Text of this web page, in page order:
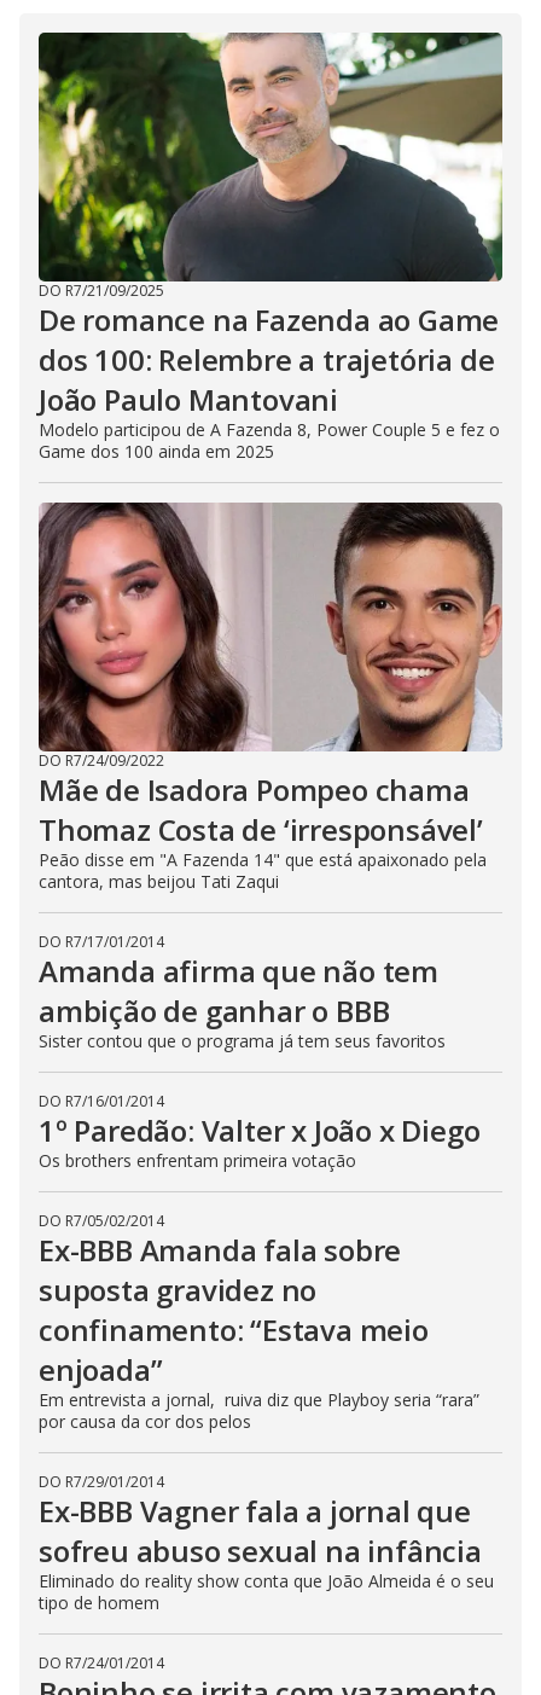
DO R7/21/09/2025
De romance na Fazenda ao Game
dos 100: Relembre a trajetória de
João Paulo Mantovani
Modelo participou de A Fazenda 8, Power Couple 5 e fez o
Game dos 100 ainda em 2025
DO R7/24/09/2022
Mãe de Isadora Pompeo chama
Thomaz Costa de ‘irresponsável’
Peão disse em "A Fazenda 14" que está apaixonado pela
cantora, mas beijou Tati Zaqui
DO R7/17/01/2014
Amanda afirma que não tem
ambição de ganhar o BBB
Sister contou que o programa já tem seus favoritos
DO R7/16/01/2014
1º Paredão: Valter x João x Diego
Os brothers enfrentam primeira votação
DO R7/05/02/2014
Ex-BBB Amanda fala sobre
suposta gravidez no
confinamento: “Estava meio
enjoada”
Em entrevista a jornal, ruiva diz que Playboy seria “rara”
por causa da cor dos pelos
DO R7/29/01/2014
Ex-BBB Vagner fala a jornal que
sofreu abuso sexual na infância
Eliminado do reality show conta que João Almeida é o seu
tipo de homem
DO R7/24/01/2014